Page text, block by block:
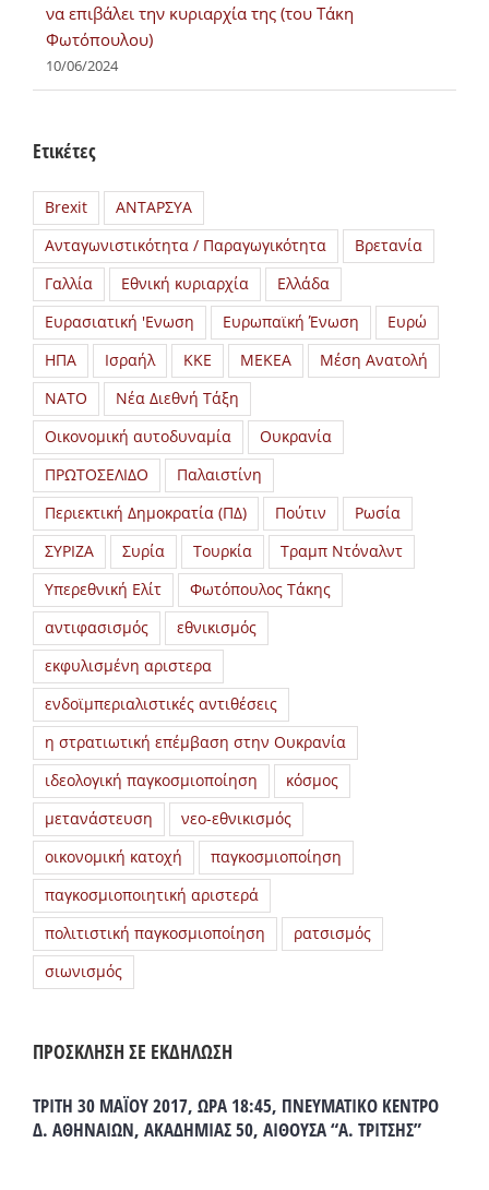
να επιβάλει την κυριαρχία της (του Τάκη
Φωτόπουλου)
10/06/2024
Ετικέτες
Brexit
ΑΝΤΑΡΣΥΑ
Ανταγωνιστικότητα / Παραγωγικότητα
Βρετανία
Γαλλία
Εθνική κυριαρχία
Ελλάδα
Ευρασιατική 'Ενωση
Ευρωπαϊκή Ένωση
Ευρώ
ΗΠΑ
Ισραήλ ΚΚΕ ΜΕΚΕΑ
Μέση Ανατολή
ΝΑΤΟ
Νέα Διεθνή Τάξη
Οικονομική αυτοδυναμία
Ουκρανία
ΠΡΩΤΟΣΕΛΙΔΟ
Παλαιστίνη
Περιεκτική Δημοκρατία (ΠΔ)
Πούτιν
Ρωσία
ΣΥΡΙΖΑ
Συρία Τουρκία
Τραμπ Ντόναλντ
Υπερεθνική Ελίτ
Φωτόπουλος Τάκης
αντιφασισμός
εθνικισμός
εκφυλισμένη αριστερα
ενδοϊμπεριαλιστικές αντιθέσεις
η στρατιωτική επέμβαση στην Ουκρανία
ιδεολογική παγκοσμιοποίηση
κόσμος
μετανάστευση
νεο-εθνικισμός
οικονομική κατοχή
παγκοσμιοποίηση
παγκοσμιοποιητική αριστερά
πολιτιστική παγκοσμιοποίηση
ρατσισμός
σιωνισμός
ΠΡΟΣΚΛΗΣΗ ΣΕ ΕΚΔΗΛΩΣΗ
ΤΡΙΤΗ 30 ΜΑΪΟΥ 2017, ΩΡΑ 18:45, ΠΝΕΥΜΑΤΙΚΟ ΚΕΝΤΡΟ
Δ. ΑΘΗΝΑΙΩΝ, ΑΚΑΔΗΜΙΑΣ 50, ΑΙΘΟΥΣΑ “Α. ΤΡΙΤΣΗΣ”